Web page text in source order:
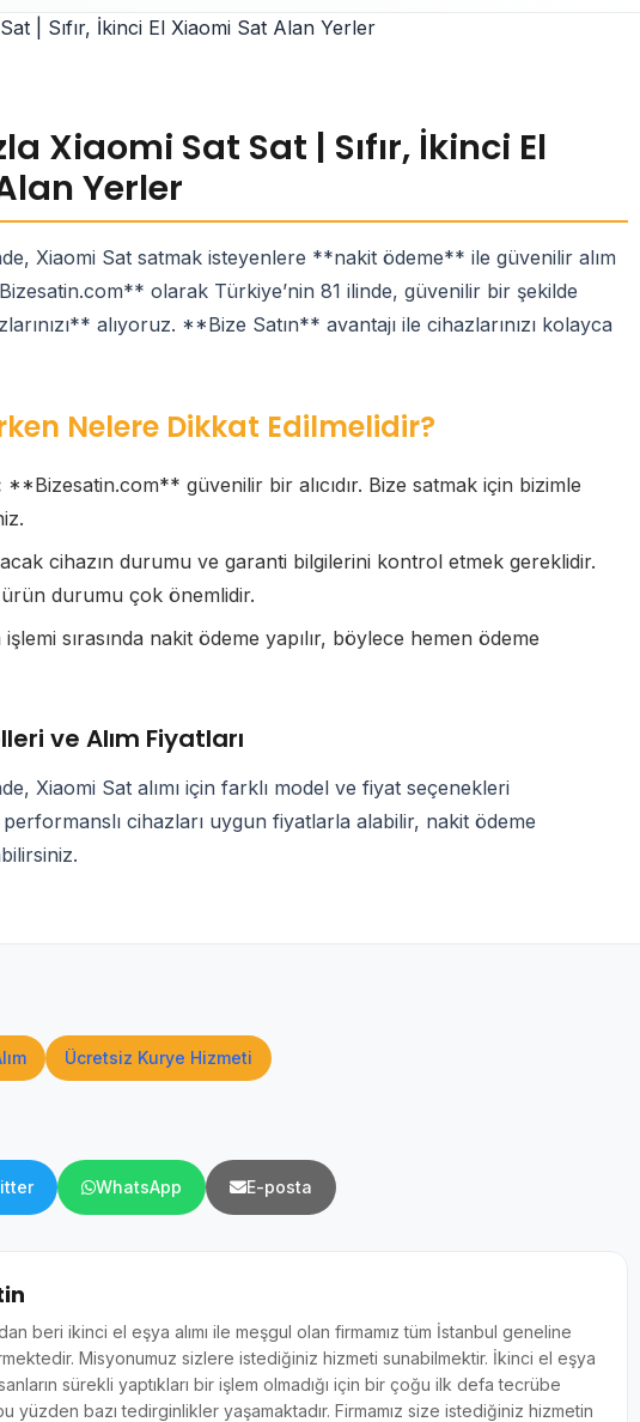
Xiaomi Sat Sat | Sıfır, İkinci El
Yerler
Xiaomi Sat satmak isteyenlere **nakit ödeme** ile güvenilir alım
olarak Türkiye’nin 81 ilinde, güvenilir bir şekilde
alıyoruz. **Bize Satın** avantajı ile cihazlarınızı kolayca
Nelere Dikkat Edilmelidir?
**Bizesatin.com** güvenilir bir alıcıdır. Bize satmak için bizimle
cihazın durumu ve garanti bilgilerini kontrol etmek gereklidir.
durumu çok önemlidir.
işlemi sırasında nakit ödeme yapılır, böylece hemen ödeme
ve Alım Fiyatları
Xiaomi Sat alımı için farklı model ve fiyat seçenekleri
cihazları uygun fiyatlarla alabilir, nakit ödeme
Ücretsiz Kurye Hizmeti
WhatsApp E-posta
beri ikinci el eşya alımı ile meşgul olan firmamız tüm İstanbul geneline
Misyonumuz sizlere istediğiniz hizmeti sunabilmektir. İkinci el eşya
sürekli yaptıkları bir işlem olmadığı için bir çoğu ilk defa tecrübe
yüzden bazı tedirginlikler yaşamaktadır. Firmamız size istediğiniz hizmetin